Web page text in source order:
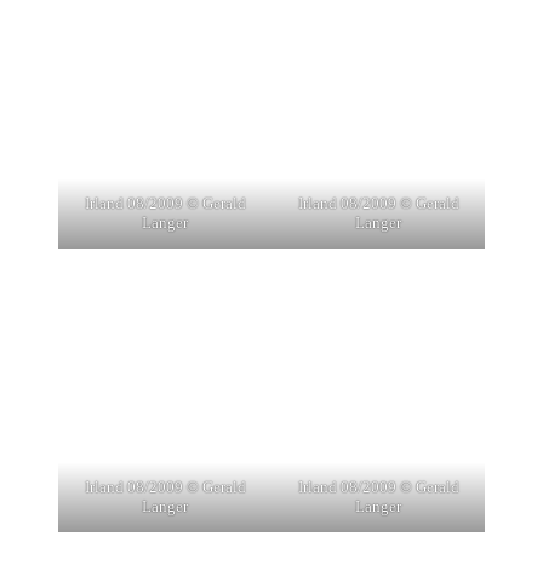
Irland 08/2009 © Gerald
Langer
Irland 08/2009 © Gerald
Langer
Irland 08/2009 © Gerald
Langer
Irland 08/2009 © Gerald
Langer